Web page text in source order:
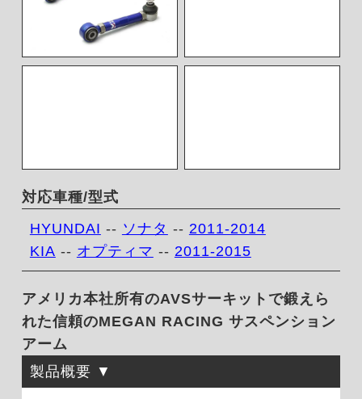
対応車種/型式
HYUNDAI -- ソナタ -- 2011-2014
KIA -- オプティマ -- 2011-2015
アメリカ本社所有のAVSサーキットで鍛えら
れた信頼のMEGAN RACING サスペンション
アーム
製品概要